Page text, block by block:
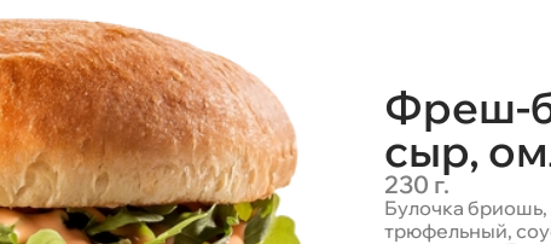
Фреш-
сыр,
230 г.
Булочка бриошь,
трюфельный,